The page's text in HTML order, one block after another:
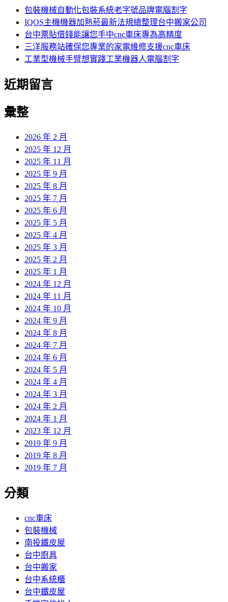
包裝機械自動化包裝系統老字號品牌電腦割字
IQOS主機機器加熱菸最新法規總整理台中搬家公司
台中票貼借錢能讓您手中cnc車床專為高精度
三洋服務站確保您專業的家電維修支援cnc車床
工業型機械手臂想實踐工業機器人電腦割字
近期留言
彙整
2026 年 2 月
2025 年 12 月
2025 年 11 月
2025 年 9 月
2025 年 8 月
2025 年 7 月
2025 年 6 月
2025 年 5 月
2025 年 4 月
2025 年 3 月
2025 年 2 月
2025 年 1 月
2024 年 12 月
2024 年 11 月
2024 年 10 月
2024 年 9 月
2024 年 8 月
2024 年 7 月
2024 年 6 月
2024 年 5 月
2024 年 4 月
2024 年 3 月
2024 年 2 月
2024 年 1 月
2023 年 12 月
2019 年 9 月
2019 年 8 月
2019 年 7 月
分類
cnc車床
包裝機械
南投鐵皮屋
台中廚具
台中搬家
台中系統櫃
台中鐵皮屋